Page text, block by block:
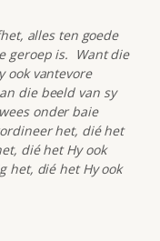
alles ten goede
geroep is. Want die
ook vantevore
die beeld van sy
onder baie
het, dié het
dié het Hy ook
het, dié het Hy ook